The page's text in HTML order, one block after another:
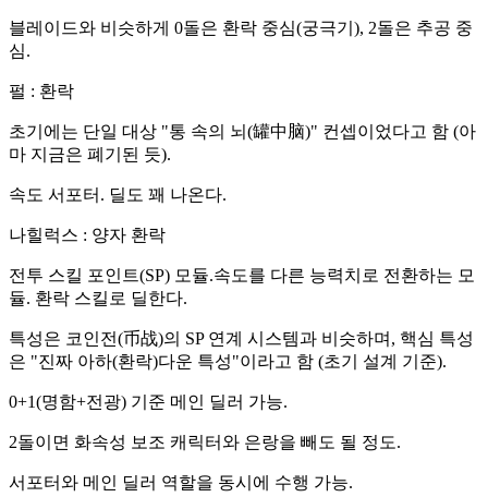
블레이드와 비슷하게 0돌은 환락 중심(궁극기), 2돌은 추공 중
심.
펄 : 환락
초기에는 단일 대상 "통 속의 뇌(罐中脑)" 컨셉이었다고 함 (아
마 지금은 폐기된 듯).
속도 서포터. 딜도 꽤 나온다.
나힐럭스 : 양자 환락
전투 스킬 포인트(SP) 모듈.속도를 다른 능력치로 전환하는 모
듈. 환락 스킬로 딜한다.
특성은 코인전(币战)의 SP 연계 시스템과 비슷하며, 핵심 특성
은 "진짜 아하(환락)다운 특성"이라고 함 (초기 설계 기준).
0+1(명함+전광) 기준 메인 딜러 가능.
2돌이면 화속성 보조 캐릭터와 은랑을 빼도 될 정도.
서포터와 메인 딜러 역할을 동시에 수행 가능.